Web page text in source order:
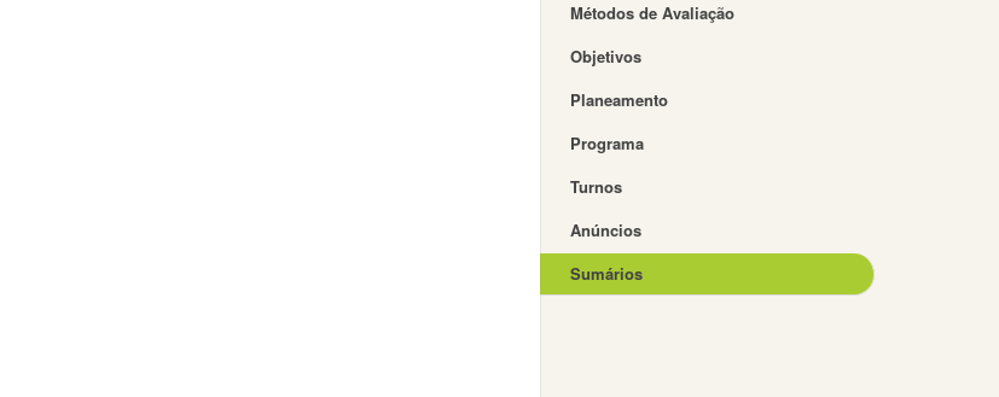
Métodos de Avaliação
Objetivos
Planeamento
Programa
Turnos
Anúncios
Sumários